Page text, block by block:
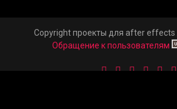
Copyright проекты для after
Обращение к пользователям